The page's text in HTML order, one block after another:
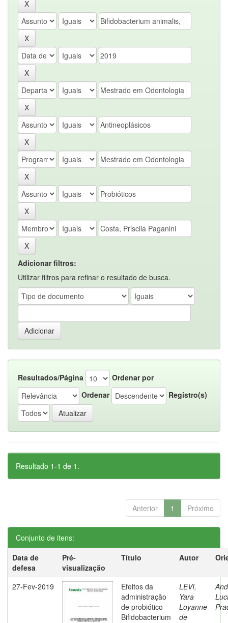
Adicionar filtros:
Utilizar filtros para refinar o resultado de busca.
Resultados/Página
Ordenar por
Ordenar
Registro(s)
Resultado 1-1 de 1.
Anterior 1 Próximo
Conjunto de itens:
Data de
defesa
Pré-
visualização
Título Autor
27-Fev-2019
Efeitos da
administração
de probiótico
Bifidobacterium
LEVI,
Yara
Loyanne
de